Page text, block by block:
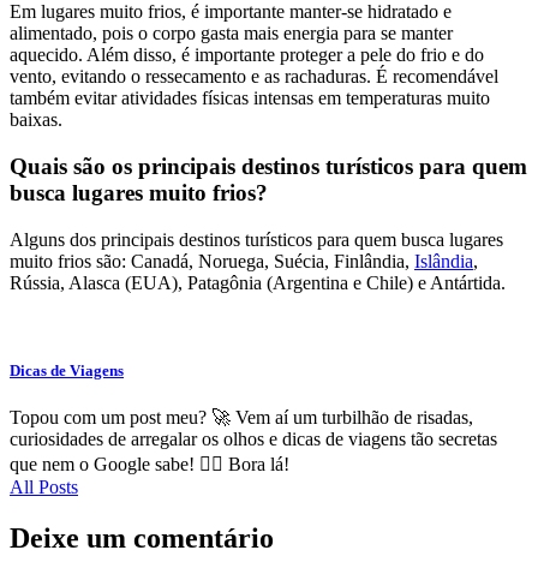
Em lugares muito frios, é importante manter-se hidratado e
alimentado, pois o corpo gasta mais energia para se manter
aquecido. Além disso, é importante proteger a pele do frio e do
vento, evitando o ressecamento e as rachaduras. É recomendável
também evitar atividades físicas intensas em temperaturas muito
baixas.
Quais são os principais destinos turísticos para quem
busca lugares muito frios?
Alguns dos principais destinos turísticos para quem busca lugares
muito frios são: Canadá, Noruega, Suécia, Finlândia, Islândia,
Rússia, Alasca (EUA), Patagônia (Argentina e Chile) e Antártida.
Dicas de Viagens
Topou com um post meu? 🚀 Vem aí um turbilhão de risadas,
curiosidades de arregalar os olhos e dicas de viagens tão secretas
que nem o Google sabe! 🕵️‍♂️ Bora lá!
All Posts
Deixe um comentário